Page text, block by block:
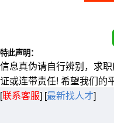
特此声明：
信息真伪请自行辨别，求
证或连带责任! 希望我们的
[联系客服] [最新找人才]